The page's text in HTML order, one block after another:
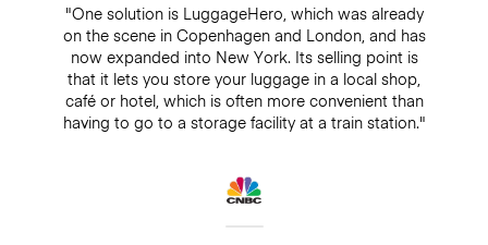
"One solution is LuggageHero, which was already
on the scene in Copenhagen and London, and has
now expanded into New York. Its selling point is
that it lets you store your luggage in a local shop,
café or hotel, which is often more convenient than
having to go to a storage facility at a train station."